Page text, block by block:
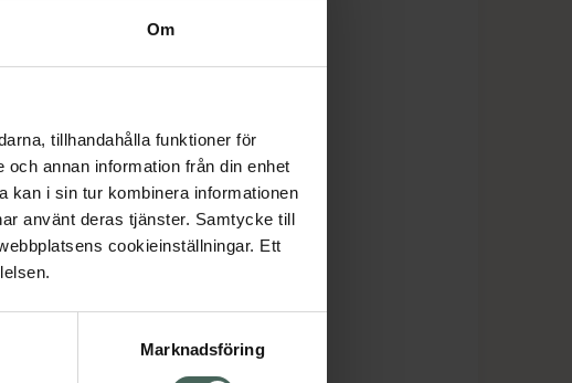
Om
tillhandahålla funktioner för
annan information från din enhet
kan i sin tur kombinera informationen
använt deras tjänster. Samtycke till
cookieinställningar. Ett
Marknadsföring